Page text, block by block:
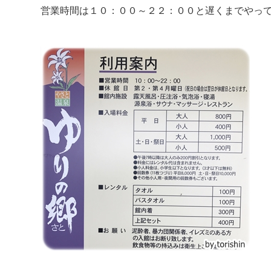
営業時間は１０：００～２２：００と遅くまでやっ